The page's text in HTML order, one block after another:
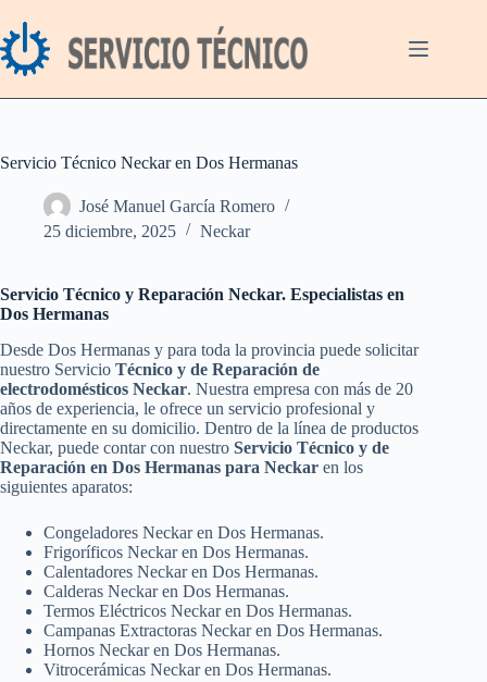
al
contenido
Servicio Técnico Neckar en Dos Hermanas
José Manuel García Romero
25 diciembre, 2025
Neckar
Servicio Técnico y Reparación Neckar. Especialistas en
Dos Hermanas
Desde Dos Hermanas y para toda la provincia puede solicitar
nuestro Servicio Técnico y de Reparación de
electrodomésticos Neckar. Nuestra empresa con más de 20
años de experiencia, le ofrece un servicio profesional y
directamente en su domicilio. Dentro de la línea de productos
Neckar, puede contar con nuestro Servicio Técnico y de
Reparación en Dos Hermanas para Neckar en los
siguientes aparatos:
Congeladores Neckar en Dos Hermanas.
Frigoríficos Neckar en Dos Hermanas.
Calentadores Neckar en Dos Hermanas.
Calderas Neckar en Dos Hermanas.
Termos Eléctricos Neckar en Dos Hermanas.
Campanas Extractoras Neckar en Dos Hermanas.
Hornos Neckar en Dos Hermanas.
Vitrocerámicas Neckar en Dos Hermanas.